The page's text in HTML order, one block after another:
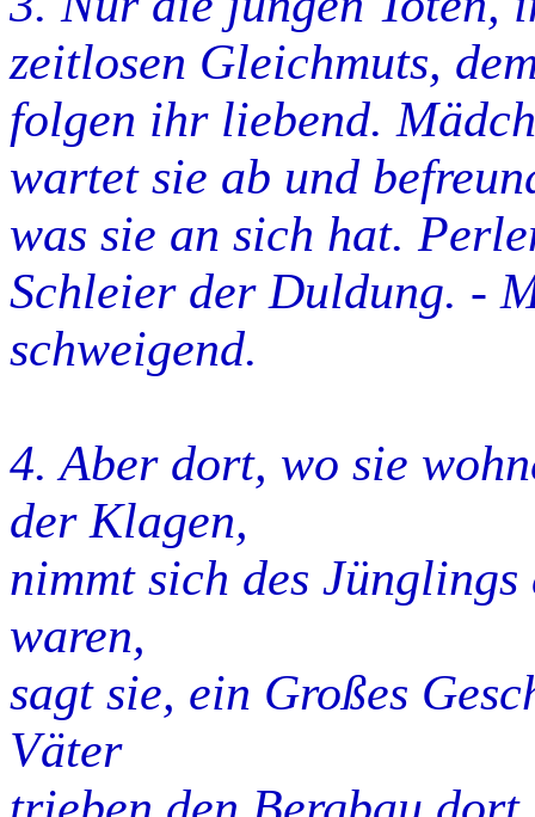
zeitlosen Gleichmuts,
folgen ihr liebend.
wartet sie ab und
was sie an sich hat.
Schleier der Duldung. -
schweigend.
4. Aber dort, wo sie
der Klagen,
nimmt sich des
waren,
sagt sie, ein Großes
Väter